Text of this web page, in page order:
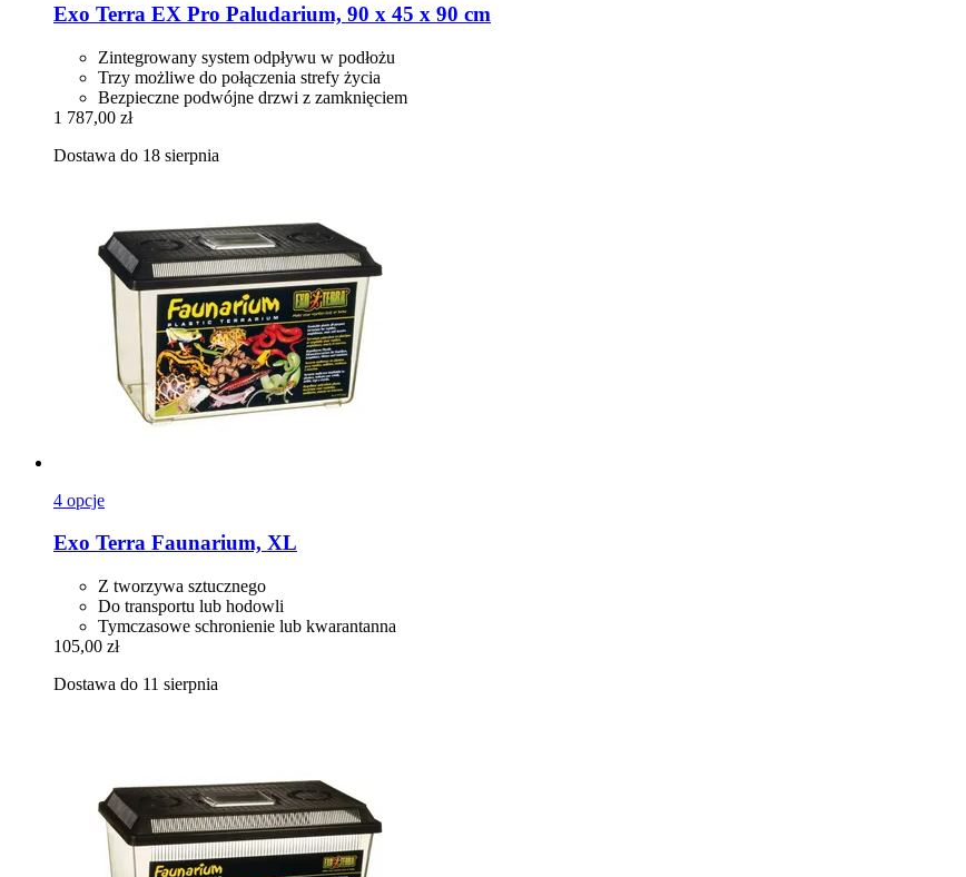
Exo Terra EX Pro Paludarium, 90 x 45 x 90 cm
Zintegrowany system odpływu w podłożu
Trzy możliwe do połączenia strefy życia
Bezpieczne podwójne drzwi z zamknięciem
1 787,00 zł
Dostawa do 18 sierpnia
4 opcje
Exo Terra Faunarium, XL
Z tworzywa sztucznego
Do transportu lub hodowli
Tymczasowe schronienie lub kwarantanna
105,00 zł
Dostawa do 11 sierpnia